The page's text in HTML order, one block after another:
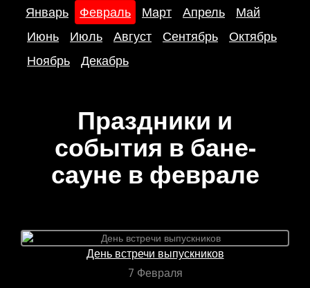
Январь Февраль Март Апрель
Май
Июнь
Июль Август Сентябрь
Октябрь
Ноябрь
Декабрь
Праздники и
события в бане-
сауне в феврале
День встречи выпускников
7 Февраля